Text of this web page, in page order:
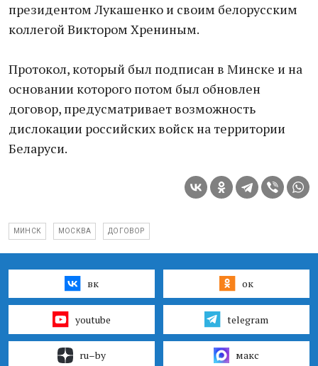
президентом Лукашенко и своим белорусским
коллегой Виктором Хрениным.
Протокол, который был подписан в Минске и на
основании которого потом был обновлен
договор, предусматривает возможность
дислокации российских войск на территории
Беларуси.
МИНСК МОСКВА ДОГОВОР
вк ок
youtube telegram
ru–by макс